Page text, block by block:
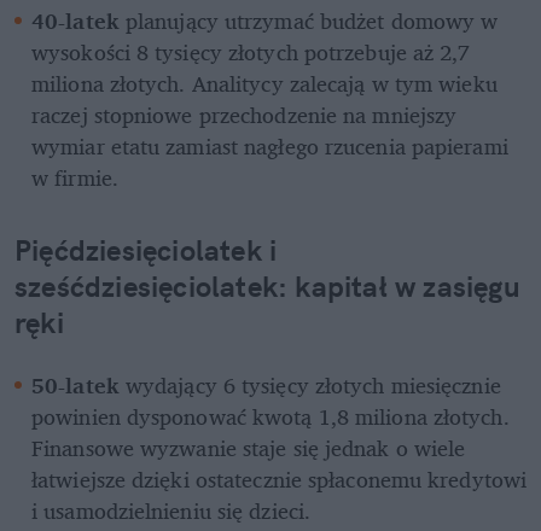
40-latek planujący utrzymać budżet domowy w
wysokości 8 tysięcy złotych potrzebuje aż 2,7
miliona złotych. Analitycy zalecają w tym wieku
raczej stopniowe przechodzenie na mniejszy
wymiar etatu zamiast nagłego rzucenia papierami
w firmie.
Pięćdziesięciolatek i
sześćdziesięciolatek: kapitał w zasięgu
ręki
50-latek wydający 6 tysięcy złotych miesięcznie
powinien dysponować kwotą 1,8 miliona złotych.
Finansowe wyzwanie staje się jednak o wiele
łatwiejsze dzięki ostatecznie spłaconemu kredytowi
i usamodzielnieniu się dzieci.